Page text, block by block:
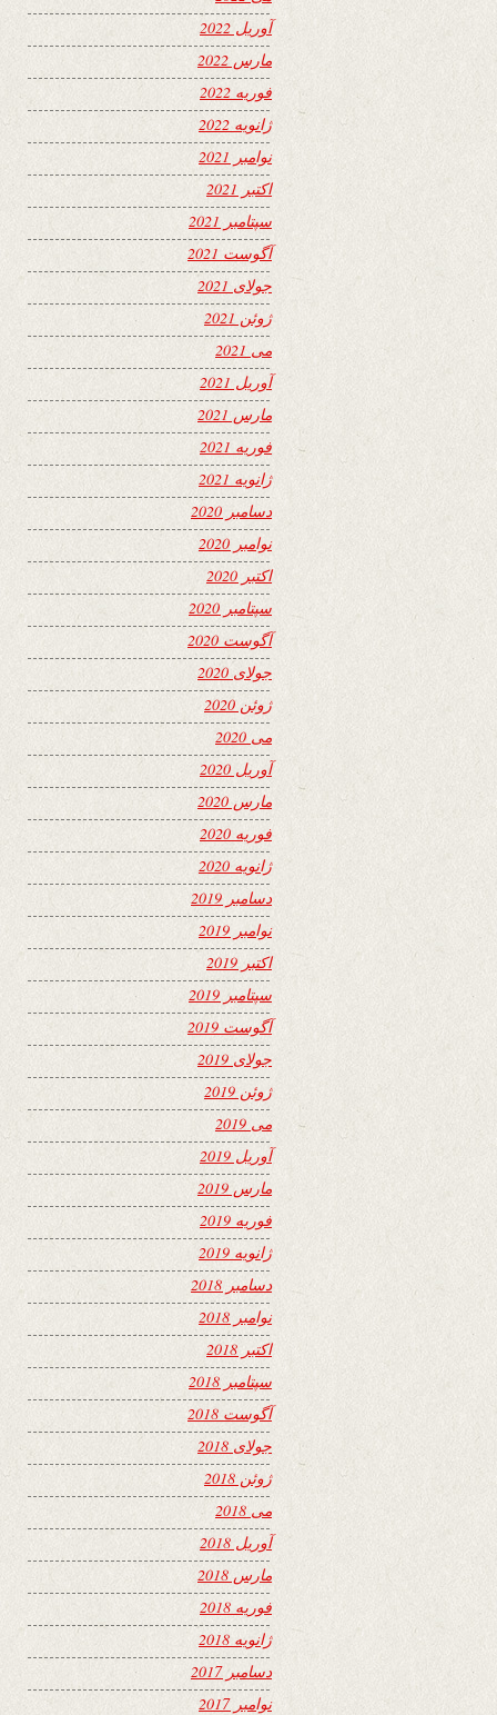
آوریل 2022
مارس 2022
فوریه 2022
ژانویه 2022
نوامبر 2021
اکتبر 2021
سپتامبر 2021
آگوست 2021
جولای 2021
ژوئن 2021
می 2021
آوریل 2021
مارس 2021
فوریه 2021
ژانویه 2021
دسامبر 2020
نوامبر 2020
اکتبر 2020
سپتامبر 2020
آگوست 2020
جولای 2020
ژوئن 2020
می 2020
آوریل 2020
مارس 2020
فوریه 2020
ژانویه 2020
دسامبر 2019
نوامبر 2019
اکتبر 2019
سپتامبر 2019
آگوست 2019
جولای 2019
ژوئن 2019
می 2019
آوریل 2019
مارس 2019
فوریه 2019
ژانویه 2019
دسامبر 2018
نوامبر 2018
اکتبر 2018
سپتامبر 2018
آگوست 2018
جولای 2018
ژوئن 2018
می 2018
آوریل 2018
مارس 2018
فوریه 2018
ژانویه 2018
دسامبر 2017
نوامبر 2017